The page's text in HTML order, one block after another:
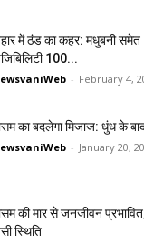
में ठंड का कहर: मधुबनी समेत
100...
- February 4,
का बदलेगा मिजाज: धुंध के
- January 20,
की मार से जनजीवन
स्थिति